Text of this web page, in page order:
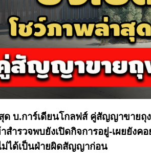
ด บ.การ์เดียนโกลฟส์ คู่สัญญาขายถุ
สำรวจพบยังเปิดกิจการอยู่-เผยยัง
ได้เป็นฝ่ายผิดสัญญาก่อน